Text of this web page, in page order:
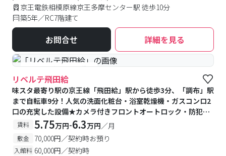
京王電鉄相模原線京王多摩センター駅 徒歩10分
築5年／RC7階建て
お問合せ 詳細を見る
#予約受付中 #空室待ち
リベルテ飛田給
味スタ最寄り駅の京王線「飛田給」駅から徒歩3分、「調布」駅
まで自転車9分！人気の洗面化粧台・浴室乾燥機・ガスコンロ2
口の充実した設備★カメラ付きフロントオートロック・防犯カ
メラ・モニター付きインターホンがあり安心♪
賃料 5.75万円-6.3万円／月
敷金 70,000円／契約時お預り
入館料 60,000円／契約時